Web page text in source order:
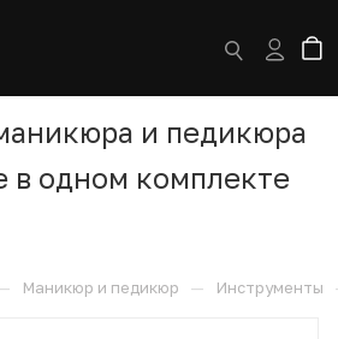
и педикюра
в одном комплекте
Маникюр и педикюр — Инструменты